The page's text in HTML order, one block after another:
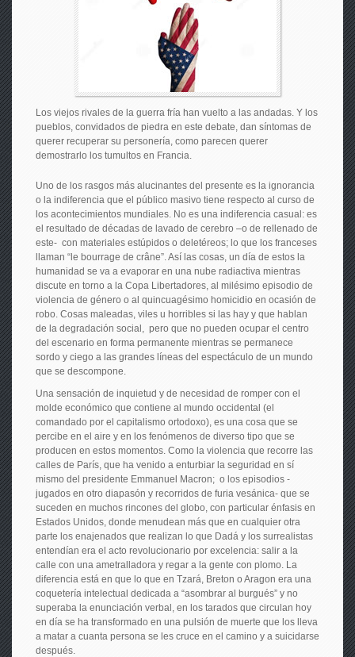
Los viejos rivales de la guerra fría han vuelto a las andadas. Y los
pueblos, convidados de piedra en este debate, dan síntomas de
querer recuperar su personería, como parecen querer
demostrarlo los tumultos en Francia.
Uno de los rasgos más alucinantes del presente es la ignorancia
o la indiferencia que el público masivo tiene respecto al curso de
los acontecimientos mundiales. No es una indiferencia casual: es
el resultado de décadas de lavado de cerebro –o de rellenado de
este- con materiales estúpidos o deletéreos; lo que los franceses
llaman “le bourrage de crâne”. Así las cosas, un día de estos la
humanidad se va a evaporar en una nube radiactiva mientras
discute en torno a la Copa Libertadores, al milésimo episodio de
violencia de género o al quincuagésimo homicidio en ocasión de
robo. Cosas maleadas, viles u horribles si las hay y que hablan
de la degradación social, pero que no pueden ocupar el centro
del escenario en forma permanente mientras se permanece
sordo y ciego a las grandes líneas del espectáculo de un mundo
que se descompone.
Una sensación de inquietud y de necesidad de romper con el
molde económico que contiene al mundo occidental (el
comandado por el capitalismo ortodoxo), es una cosa que se
percibe en el aire y en los fenómenos de diverso tipo que se
producen en estos momentos. Como la violencia que recorre las
calles de París, que ha venido a enturbiar la seguridad en sí
mismo del presidente Emmanuel Macron; o los episodios -
jugados en otro diapasón y recorridos de furia vesánica- que se
suceden en muchos rincones del globo, con particular énfasis en
Estados Unidos, donde menudean más que en cualquier otra
parte los enajenados que realizan lo que Dadá y los surrealistas
entendían era el acto revolucionario por excelencia: salir a la
calle con una ametralladora y regar a la gente con plomo. La
diferencia está en que lo que en Tzará, Breton o Aragon era una
coquetería intelectual dedicada a “asombrar al burgués” y no
superaba la enunciación verbal, en los tarados que circulan hoy
en día se ha transformado en una pulsión de muerte que los lleva
a matar a cuanta persona se les cruce en el camino y a suicidarse
después.